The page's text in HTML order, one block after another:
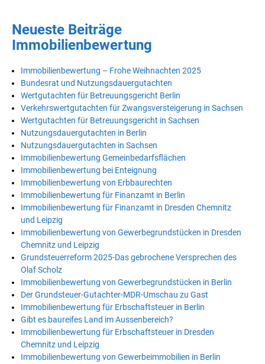
Neueste Beiträge
Immobilienbewertung
Immobilienbewertung – Frohe Weihnachten 2025
Bundesrat und Nutzungsdauergutachten
Wertgutachten für Betreuungsgericht Berlin
Verkehrswertgutachten für Zwangsversteigerung in Sachsen
Wertgutachten für Betreuungsgericht in Sachsen
Nutzungsdauergutachten in Berlin
Nutzungsdauergutachten in Sachsen
Immobilienbewertung Gemeinbedarfsflächen
Immobilienbewertung bei Enteignung
Immobilienbewertung von Erbbaurechten
Immobilienbewertung für Finanzamt in Berlin
Immobilienbewertung für Finanzamt in Dresden Chemnitz
und Leipzig
Immobilienbewertung von Gewerbegrundstücken in Dresden
Chemnitz und Leipzig
Grundsteuerreform 2025-Das gebrochene Versprechen des
Olaf Scholz
Immobilienbewertung von Gewerbegrundstücken in Berlin
Der Grundsteuer-Gutachter-MDR-Umschau zu Gast
Immobilienbewertung für Erbschaftsteuer in Berlin
Gibt es baureifes Land im Aussenbereich?
Immobilienbewertung für Erbschaftsteuer in Dresden
Chemnitz und Leipzig
Immobilienbewertung von Gewerbeimmobilien in Berlin